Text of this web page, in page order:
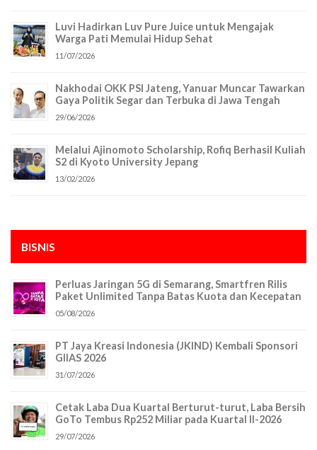
Luvi Hadirkan Luv Pure Juice untuk Mengajak
Warga Pati Memulai Hidup Sehat
11/07/2026
Nakhodai OKK PSI Jateng, Yanuar Muncar Tawarkan
Gaya Politik Segar dan Terbuka di Jawa Tengah
29/06/2026
Melalui Ajinomoto Scholarship, Rofiq Berhasil Kuliah
S2 di Kyoto University Jepang
13/02/2026
BISNIS
Perluas Jaringan 5G di Semarang, Smartfren Rilis
Paket Unlimited Tanpa Batas Kuota dan Kecepatan
05/08/2026
PT Jaya Kreasi Indonesia (JKIND) Kembali Sponsori
GIIAS 2026
31/07/2026
Cetak Laba Dua Kuartal Berturut-turut, Laba Bersih
GoTo Tembus Rp252 Miliar pada Kuartal II-2026
29/07/2026